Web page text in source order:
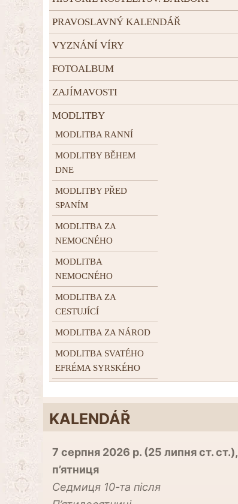
PRAVOSLAVNÝ KALENDÁŘ
VYZNÁNÍ VÍRY
FOTOALBUM
ZAJÍMAVOSTI
MODLITBY
MODLITBA RANNÍ
MODLITBY BĚHEM
DNE
MODLITBY PŘED
SPANÍM
MODLITBA ZA
NEMOCNÉHO
MODLITBA
NEMOCNÉHO
MODLITBA ZA
CESTUJÍCÍ
MODLITBA ZA NÁROD
MODLITBA SVATÉHO
EFRÉMA SYRSKÉHO
KALENDÁŘ
7 серпня 2026 р. (25 липня ст. ст.),
п’ятниця
Cедмиця 10-та після